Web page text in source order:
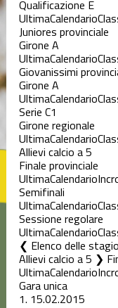
Qualificazione E
UltimaCalendario
Juniores provinciale
Girone A
UltimaCalendario
Giovanissimi
Girone A
UltimaCalendario
Serie C1
Girone regionale
UltimaCalendario
Allievi calcio a 5
Finale provinciale
UltimaCalendario
Semifinali
UltimaCalendario
Sessione regolare
UltimaCalendario
Elenco delle
Allievi calcio a 5 ❯
UltimaCalendario
Gara unica
1. 15.02.2015